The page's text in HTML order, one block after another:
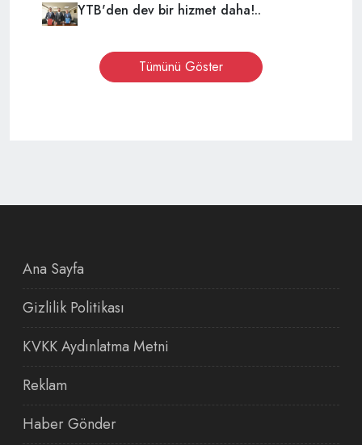
YTB'den dev bir hizmet daha!..
Tümünü Göster
Ana Sayfa
Gizlilik Politikası
KVKK Aydınlatma Metni
Reklam
Haber Gönder